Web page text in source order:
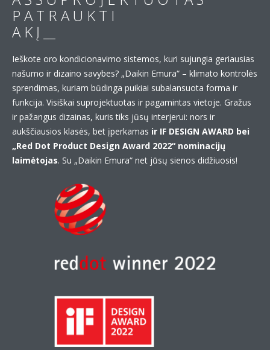
P A T R A U K T I
A K Į __
Ieškote oro kondicionavimo sistemos, kuri sujungia geriausias
našumo ir dizaino savybes? „Daikin Emura“ – klimato kontrolės
sprendimas, kuriam būdinga puikiai subalansuota forma ir
funkcija. Visiškai suprojektuotas ir pagamintas vietoje. Gražus
ir pažangus dizainas, kuris tiks jūsų interjerui: nors ir
aukščiausios klasės, bet įperkamas ir IF DESIGN AWARD bei
„Red Dot Product Design Award 2022“ nominacijų
laimėtojas. Su „Daikin Emura“ net jūsų sienos didžiuosis!